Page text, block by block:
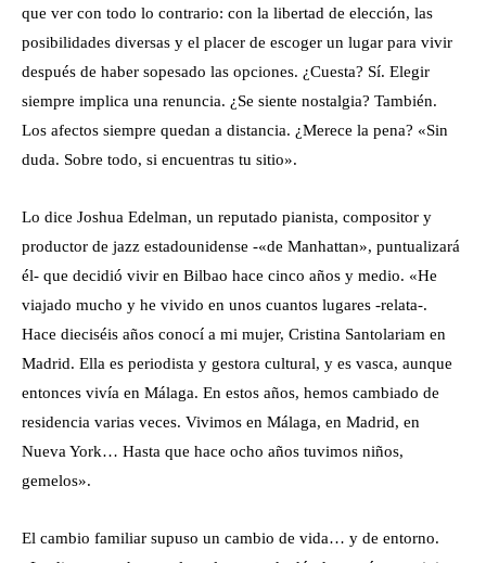
que ver con todo lo contrario: con la libertad de elección, las
posibilidades diversas y el placer de escoger un lugar para vivir
después de haber sopesado las opciones. ¿Cuesta? Sí. Elegir
siempre implica una renuncia. ¿Se siente nostalgia? También.
Los afectos siempre quedan a distancia. ¿Merece la pena? «Sin
duda. Sobre todo, si encuentras tu sitio».
Lo dice Joshua Edelman, un reputado pianista, compositor y
productor de jazz estadounidense -«de Manhattan», puntualizará
él- que decidió vivir en Bilbao hace cinco años y medio. «He
viajado mucho y he vivido en unos cuantos lugares -relata-.
Hace dieciséis años conocí a mi mujer, Cristina Santolariam en
Madrid. Ella es periodista y gestora cultural, y es vasca, aunque
entonces vivía en Málaga. En estos años, hemos cambiado de
residencia varias veces. Vivimos en Málaga, en Madrid, en
Nueva York… Hasta que hace ocho años tuvimos niños,
gemelos».
El cambio familiar supuso un cambio de vida… y de entorno.